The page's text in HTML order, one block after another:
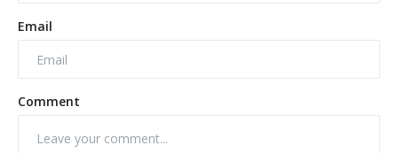
Email
Comment